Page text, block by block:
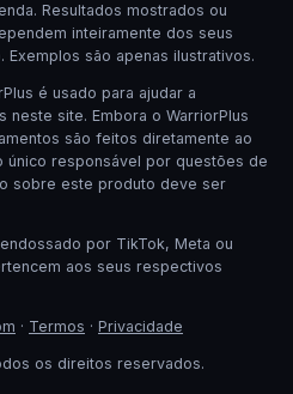
Resultados mostrados ou
inteiramente dos seus
são apenas ilustrativos.
é usado para ajudar a
neste site. Embora o WarriorPlus
são feitos diretamente ao
responsável por questões de
sobre este produto deve ser
por TikTok, Meta ou
aos seus respectivos
· Termos · Privacidade
os direitos reservados.